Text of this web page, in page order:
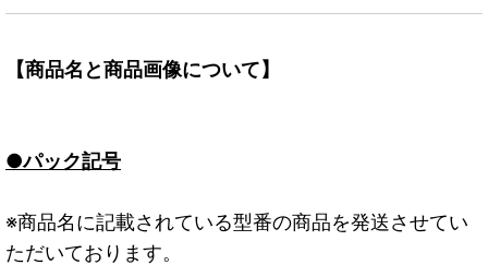
【商品名と商品画像について】
●パック記号
※商品名に記載されている型番の商品を発送させてい
ただいております。